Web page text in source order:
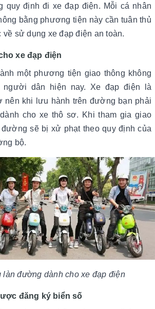
quy định đi xe đạp điện. Mỗi cá nhân
bằng phương tiện này cần tuân thủ
về sử dụng xe đạp điện an toàn.
xe đạp điện
một phương tiện giao thông không
người dân hiện nay. Xe đạp điện là
nên khi lưu hành trên đường bạn phải
cho xe thô sơ. Khi tham gia giao
sẽ bị xử phạt theo quy định của
bộ.
làn đường dành cho xe đạp điện
đăng ký biển số